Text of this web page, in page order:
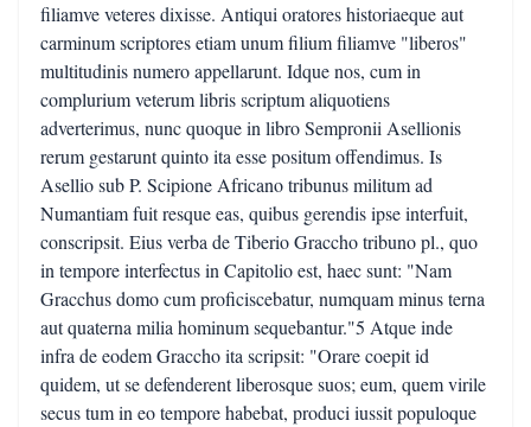
filiamve veteres dixisse. Antiqui oratores historiaeque aut
carminum scriptores etiam unum filium filiamve "liberos"
multitudinis numero appellarunt. Idque nos, cum in
complurium veterum libris scriptum aliquotiens
adverterimus, nunc quoque in libro Sempronii Asellionis
rerum gestarunt quinto ita esse positum offendimus. Is
Asellio sub P. Scipione Africano tribunus militum ad
Numantiam fuit resque eas, quibus gerendis ipse interfuit,
conscripsit. Eius verba de Tiberio Graccho tribuno pl., quo
in tempore interfectus in Capitolio est, haec sunt: "Nam
Gracchus domo cum proficiscebatur, numquam minus terna
aut quaterna milia hominum sequebantur."5 Atque inde
infra de eodem Graccho ita scripsit: "Orare coepit id
quidem, ut se defenderent liberosque suos; eum, quem virile
secus tum in eo tempore habebat, produci iussit populoque